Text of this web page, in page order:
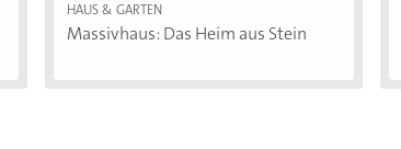
HAUS & GARTEN
Massivhaus: Das Heim aus Stein